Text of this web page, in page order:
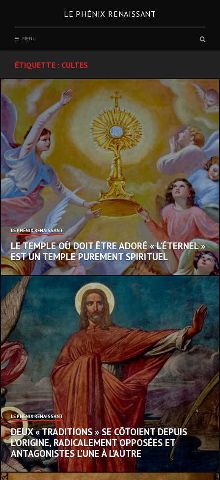
LE PHÉNIX RENAISSANT
MENU
ÉTIQUETTE : CULTES
LE PHÉNIX RENAISSANT
LE TEMPLE OÙ DOIT ÊTRE ADORÉ « L’ÉTERNEL »
EST UN TEMPLE PUREMENT SPIRITUEL
LE PHÉNIX RENAISSANT
DEUX « TRADITIONS » SE CÔTOIENT DEPUIS
L’ORIGINE, RADICALEMENT OPPOSÉES ET
ANTAGONISTES L’UNE À L’AUTRE